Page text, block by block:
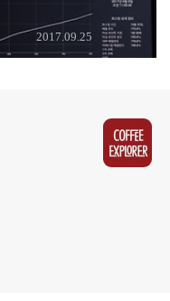
2017.09.25